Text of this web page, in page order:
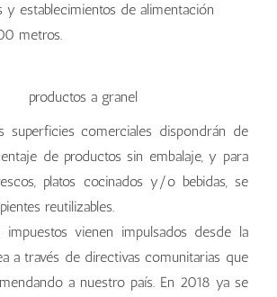
y establecimientos de alimentación
metros.
superficies comerciales dispondrán de
de productos sin embalaje, y para
platos cocinados y/o bebidas, se
reutilizables.
impuestos vienen impulsados desde la
a través de directivas comunitarias que
a nuestro país. En 2018 ya se